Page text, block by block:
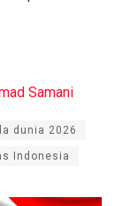
Samani
dunia 2026
Indonesia